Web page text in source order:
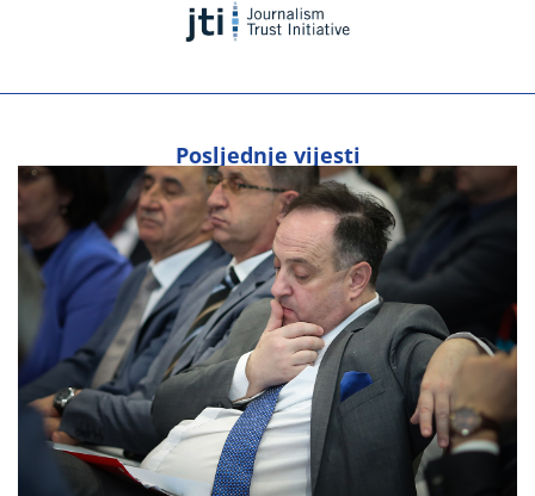
Posljednje vijesti